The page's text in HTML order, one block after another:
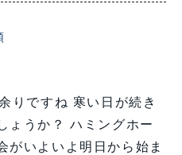
りですね 寒い日が続き
ょうか？ ハミングホー
がいよいよ明日から始ま